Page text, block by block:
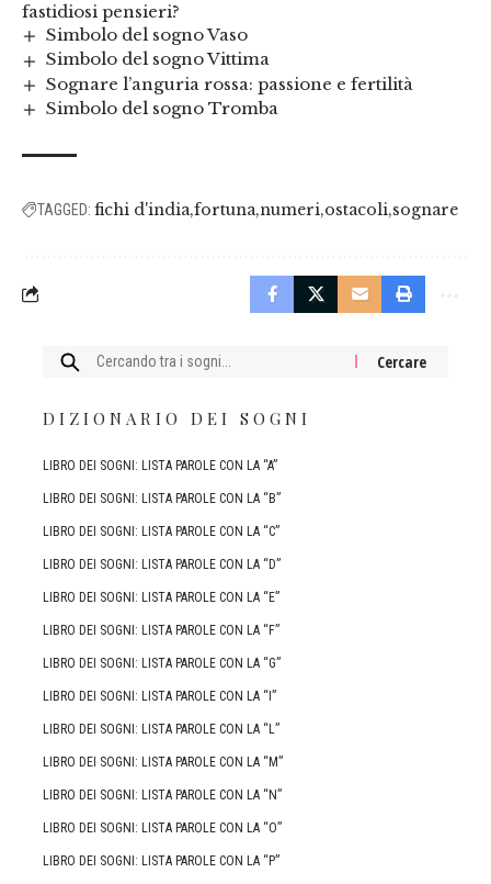
fastidiosi pensieri?
Simbolo del sogno Vaso
Simbolo del sogno Vittima
Sognare l’anguria rossa: passione e fertilità
Simbolo del sogno Tromba
TAGGED: fichi d'india fortuna numeri ostacoli sognare
Cercare:
DIZIONARIO DEI SOGNI
LIBRO DEI SOGNI: LISTA PAROLE CON LA “A”
LIBRO DEI SOGNI: LISTA PAROLE CON LA “B”
LIBRO DEI SOGNI: LISTA PAROLE CON LA “C”
LIBRO DEI SOGNI: LISTA PAROLE CON LA “D”
LIBRO DEI SOGNI: LISTA PAROLE CON LA “E”
LIBRO DEI SOGNI: LISTA PAROLE CON LA “F”
LIBRO DEI SOGNI: LISTA PAROLE CON LA “G”
LIBRO DEI SOGNI: LISTA PAROLE CON LA “I”
LIBRO DEI SOGNI: LISTA PAROLE CON LA “L”
LIBRO DEI SOGNI: LISTA PAROLE CON LA “M”
LIBRO DEI SOGNI: LISTA PAROLE CON LA “N”
LIBRO DEI SOGNI: LISTA PAROLE CON LA “O”
LIBRO DEI SOGNI: LISTA PAROLE CON LA “P”